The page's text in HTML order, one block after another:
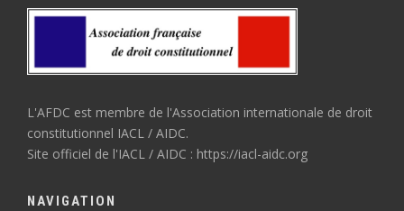
L'AFDC est membre de l'Association internationale de droit
constitutionnel IACL / AIDC.
Site officiel de l'IACL / AIDC : https://iacl-aidc.org
NAVIGATION